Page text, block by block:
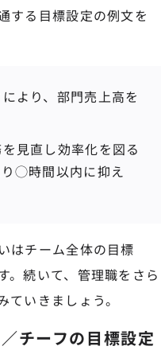
する目標設定の例文を
より、部門売上高を
直し効率化を図る
◯時間以内に抑え
はチーム全体の目標
。続いて、管理職をさら
いきましょう。
チーフの目標設定